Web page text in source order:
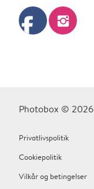
facebook instagram
Photobox © 2026
Privatlivspolitik
Cookiepolitik
Vilkår og betingelser